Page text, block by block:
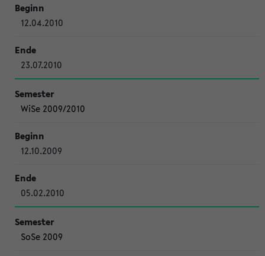
12.04.2010
23.07.2010
WiSe 2009/2010
12.10.2009
05.02.2010
SoSe 2009